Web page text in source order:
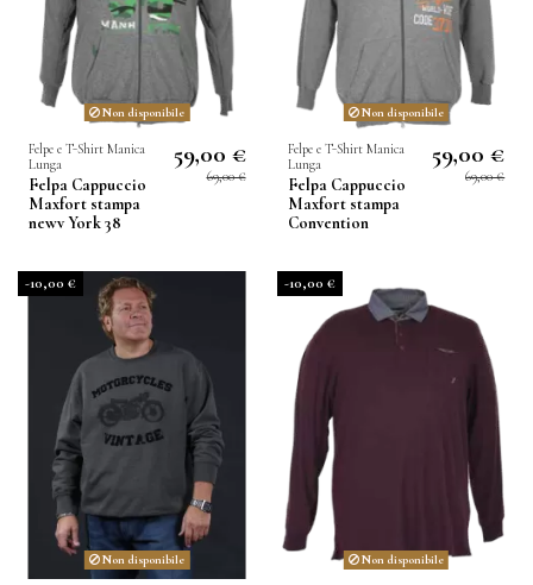
Non disponibile
Felpe e T-Shirt Manica
Lunga
Felpa Cappuccio
Maxfort stampa
newv York 38
59,00 €
69,00 €
Non disponibile
Felpe e T-Shirt Manica
Lunga
Felpa Cappuccio
Maxfort stampa
Convention
59,00 €
69,00 €
-10,00 €
Non disponibile
-10,00 €
Non disponibile